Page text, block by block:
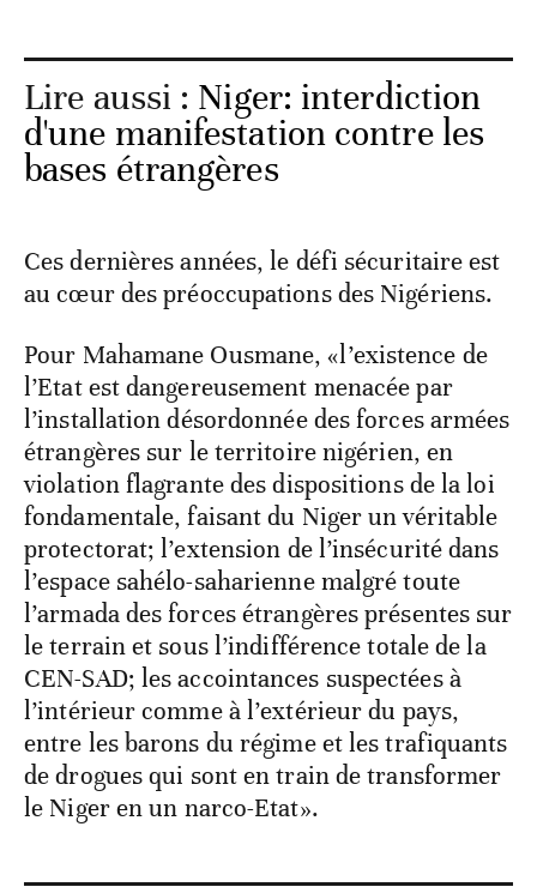
Lire aussi : Niger: interdiction
d'une manifestation contre les
bases étrangères
Ces dernières années, le défi sécuritaire est
au cœur des préoccupations des Nigériens.
Pour Mahamane Ousmane, «l’existence de
l’Etat est dangereusement menacée par
l’installation désordonnée des forces armées
étrangères sur le territoire nigérien, en
violation flagrante des dispositions de la loi
fondamentale, faisant du Niger un véritable
protectorat; l’extension de l’insécurité dans
l’espace sahélo-saharienne malgré toute
l’armada des forces étrangères présentes sur
le terrain et sous l’indifférence totale de la
CEN-SAD; les accointances suspectées à
l’intérieur comme à l’extérieur du pays,
entre les barons du régime et les trafiquants
de drogues qui sont en train de transformer
le Niger en un narco-Etat».